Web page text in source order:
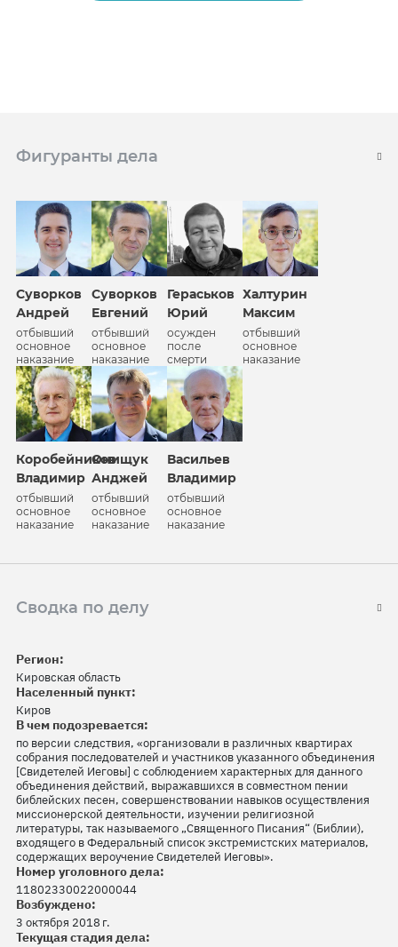
Фигуранты дела
Суворков
Андрей
отбывший
основное
наказание
Суворков
Евгений
отбывший
основное
наказание
Гераськов
Юрий
осужден
после
смерти
Халтурин
Максим
отбывший
основное
наказание
Коробейников
Владимир
отбывший
основное
наказание
Онищук
Анджей
отбывший
основное
наказание
Васильев
Владимир
отбывший
основное
наказание
Сводка по делу
Регион:
Кировская область
Населенный пункт:
Киров
В чем подозревается:
по версии следствия, «организовали в различных квартирах
собрания последователей и участников указанного объединения
[Свидетелей Иеговы] с соблюдением характерных для данного
объединения действий, выражавшихся в совместном пении
библейских песен, совершенствовании навыков осуществления
миссионерской деятельности, изучении религиозной
литературы, так называемого „Священного Писания“ (Библии),
входящего в Федеральный список экстремистских материалов,
содержащих вероучение Свидетелей Иеговы».
Номер уголовного дела:
11802330022000044
Возбуждено:
3 октября 2018 г.
Текущая стадия дела: